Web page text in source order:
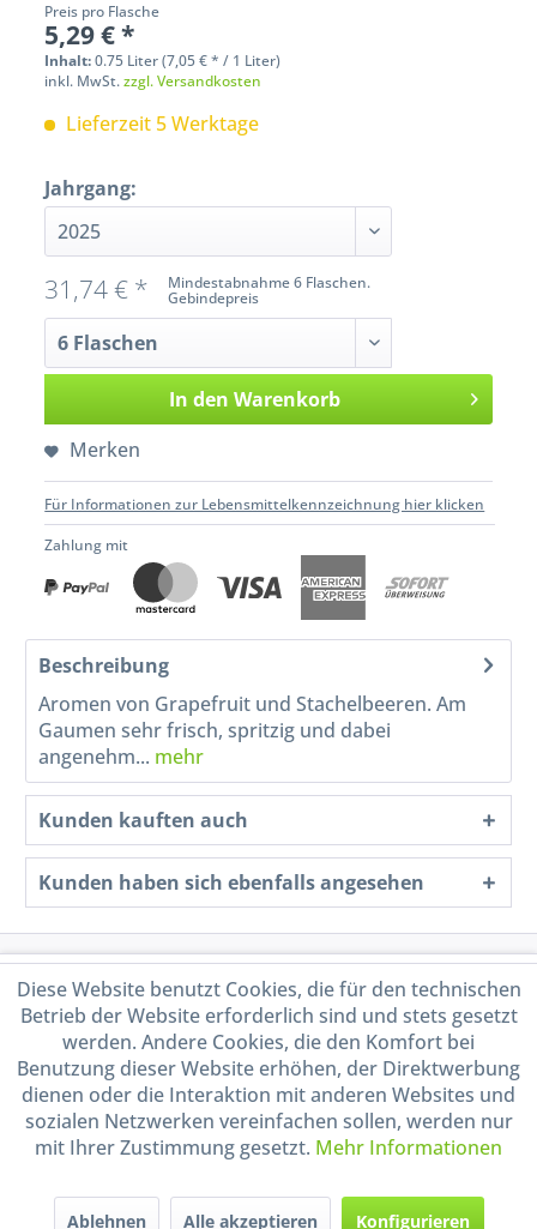
Preis pro Flasche
5,29 € *
Inhalt:0.75 Liter (7,05 € * / 1 Liter)
inkl. MwSt.zzgl. Versandkosten
Lieferzeit 5 Werktage
Jahrgang:
Mindestabnahme 6 Flaschen.
Gebindepreis
31,74 € *
In den Warenkorb
Merken
Für Informationen zur Lebensmittelkennzeichnung hier klicken
Zahlung mit
Beschreibung
Aromen von Grapefruit und Stachelbeeren. Am
Gaumen sehr frisch, spritzig und dabei
angenehm... mehr
Kunden kauften auch
Kunden haben sich ebenfalls angesehen
Service Hotline
Shop Service
Informationen
Handel mit BIO-Weinen
durch DE-ÖKO-009
Diese Website benutzt Cookies, die für den technischen
Betrieb der Website erforderlich sind und stets gesetzt
werden. Andere Cookies, die den Komfort bei
Benutzung dieser Website erhöhen, der Direktwerbung
dienen oder die Interaktion mit anderen Websites und
sozialen Netzwerken vereinfachen sollen, werden nur
mit Ihrer Zustimmung gesetzt. Mehr Informationen
Ablehnen Alle akzeptieren Konfigurieren